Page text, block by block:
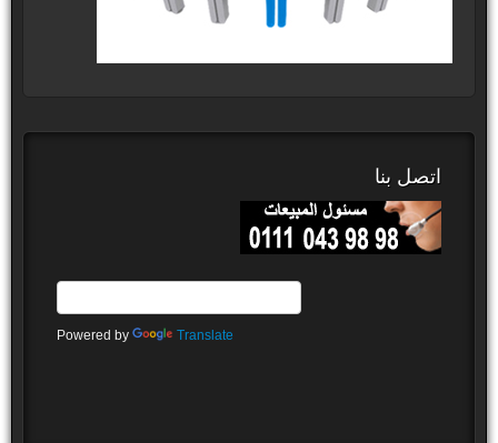
اتصل بنا
Powered by Translate